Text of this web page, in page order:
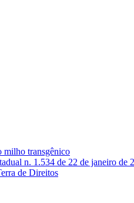
milho transgênico
n. 1.534 de 22 de janeiro de
de Direitos